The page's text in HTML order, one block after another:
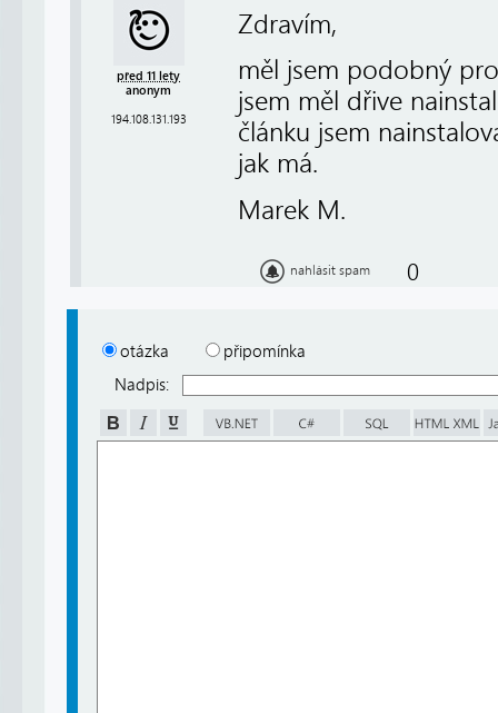
před 11 lety
anonym
194.108.131.193
Zdravím,
měl jsem podobný
jsem měl dřive
článku jsem
jak má.
Marek M.
nahlásit spam 0
otázka
připomínka
Nadpis: